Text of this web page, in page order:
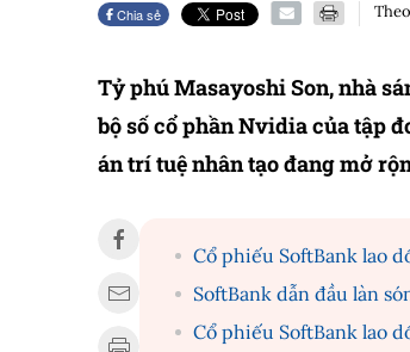
Chia sẻ
Tỷ phú Masayoshi Son, nhà
bộ số cổ phần Nvidia của tập
án trí tuệ nhân tạo đang mở
Cổ phiếu SoftBank lao
SoftBank dẫn đầu làn
Cổ phiếu SoftBank lao